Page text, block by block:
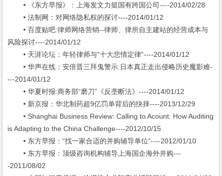
• 《东方早报》：上海发文力挺国有跨国公司----2014/02/28
• 法制网：对网络隐私权的探讨----2014/01/12
• 百度贴吧:律师网络营销--律师、律所自主建站的经营成本与
风险探讨----2014/01/12
• 天涯论坛：年轻律师与“十大悲情定律”----2014/01/12
• 华声在线：安倍晋三拜鬼警示:日本真正走出侵略历史魔影难-
---2014/01/12
• 华夏时报:商务部“磨刀”《反垄断法》----2014/01/12
• 新京报：华北制药超9亿罚单背后的抉择----2013/12/29
• Shanghai Business Review: Calling to Acount: How Auditing
is Adapting to the China Challenge----2012/10/15
• 东方早报：“找一家合适的并购辅导单位”----2012/01/10
• 东方早报：顶级咨询机构辅导上海国企海外并购---
-2011/08/02